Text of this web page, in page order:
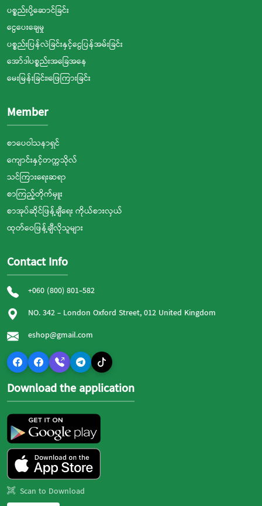
ပစ္စည်းပို့ဆောင်ခြင်း
ငွေပေးချေမှု
ပစ္စည်းပြန်လဲခြင်းနှင့်ငွေပြန်အမ်းခြင်း
အော်ဒါပစ္စည်းအခြေအနေ
မေးမြန်းခြင်း၊ဖြေကြားခြင်း
Member
စာပေဝါသနာရှင်
ကျောင်းနှင့်တက္ကသိုလ်
သင်ကြားရေးဆရာ
စာကြည့်တိုက်မှူး
စာအုပ်ဆိုင်ဖြန့်ချီရေး ကိုယ်စားလှယ်
ထုတ်ဝေဖြန့်ချီလိုသူများ
Contact Info
+060 (800) 801-582
NO. 342 - London Oxford Street, 012 United Kingdom
eshop@gmail.com
Download the application
Scan to Download